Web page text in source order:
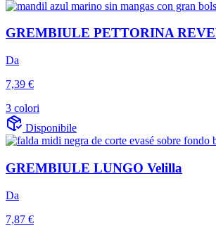
GREMBIULE PETTORINA
Da
7,39 €
3 colori
Disponibile
GREMBIULE LUNGO Velilla
Da
7,87 €